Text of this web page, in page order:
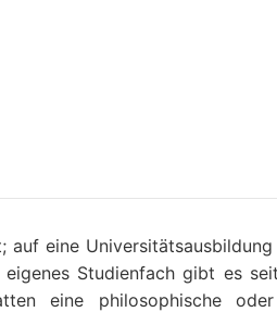
auf eine
Studienfach gibt es
eine philosophische oder